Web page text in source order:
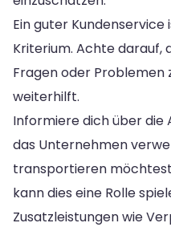
Ein guter
Kriterium. Achte darauf,
Fragen oder Problemen
weiterhilft.
Informiere dich über
das Unternehmen
transportieren
kann dies eine Rolle
Zusatzleistungen wie